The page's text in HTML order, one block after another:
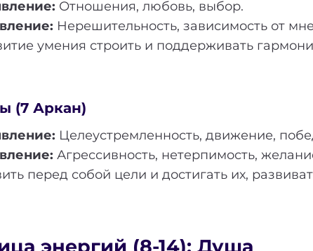
Отношения, любовь, выбор.
Нерешительность, зависимость от
умения строить и поддерживать
(7 Аркан)
Целеустремленность, движение,
Агрессивность, нетерпимость,
перед собой цели и достигать их,
энергий (8-14): Душа